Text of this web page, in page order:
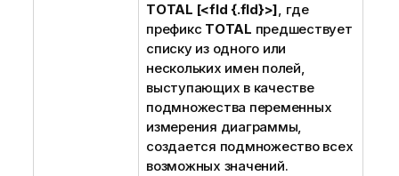
TOTAL [<fld {.fld}>], где
префикс TOTAL предшествует
списку из одного или
нескольких имен полей,
выступающих в качестве
подмножества переменных
измерения диаграммы,
создается подмножество всех
возможных значений.